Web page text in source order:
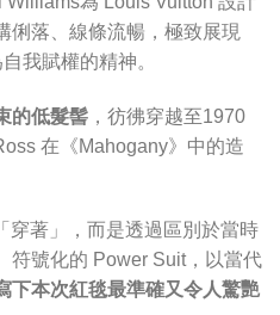
俐落、線條流暢，極致展現
我賦權的精神。
的低髮髻 ，彷彿穿越至1970
在《Mahogany》中的造
穿著」，而是透過區別於當時
符號化的 Power Suit，以當代
下本次紅毯最準確又令人驚艷